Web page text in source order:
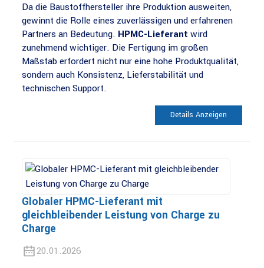
Da die Baustoffhersteller ihre Produktion ausweiten,
gewinnt die Rolle eines zuverlässigen und erfahrenen
Partners an Bedeutung. HPMC-Lieferant wird
zunehmend wichtiger. Die Fertigung im großen
Maßstab erfordert nicht nur eine hohe Produktqualität,
sondern auch Konsistenz, Lieferstabilität und
technischen Support.
Details Anzeigen
Globaler HPMC-Lieferant mit
gleichbleibender Leistung von Charge zu
Charge
20.01.2026